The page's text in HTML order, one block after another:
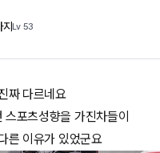
Lv 53
짜 다르네요
포츠성향을 가진차들이
른 이유가 있었군요